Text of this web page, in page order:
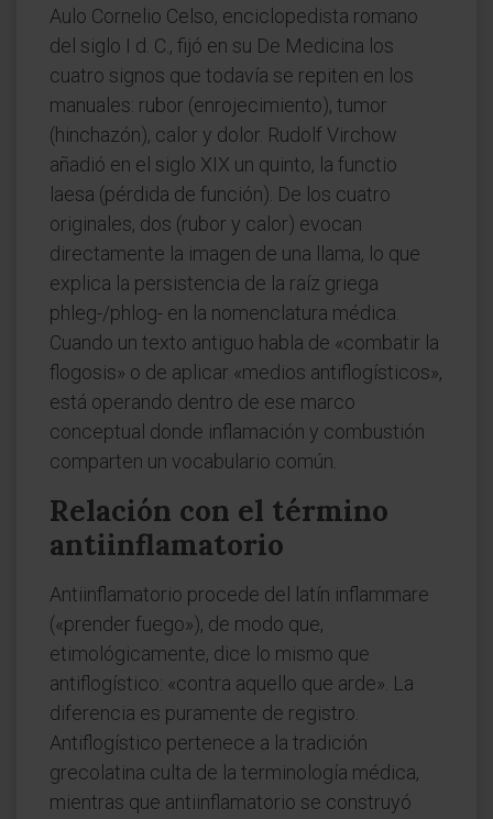
Aulo Cornelio Celso, enciclopedista romano
del siglo I d. C., fijó en su De Medicina los
cuatro signos que todavía se repiten en los
manuales: rubor (enrojecimiento), tumor
(hinchazón), calor y dolor. Rudolf Virchow
añadió en el siglo XIX un quinto, la functio
laesa (pérdida de función). De los cuatro
originales, dos (rubor y calor) evocan
directamente la imagen de una llama, lo que
explica la persistencia de la raíz griega
phleg-/phlog- en la nomenclatura médica.
Cuando un texto antiguo habla de «combatir la
flogosis» o de aplicar «medios antiflogísticos»,
está operando dentro de ese marco
conceptual donde inflamación y combustión
comparten un vocabulario común.
Relación con el término
antiinflamatorio
Antiinflamatorio procede del latín inflammare
(«prender fuego»), de modo que,
etimológicamente, dice lo mismo que
antiflogístico: «contra aquello que arde». La
diferencia es puramente de registro.
Antiflogístico pertenece a la tradición
grecolatina culta de la terminología médica,
mientras que antiinflamatorio se construyó